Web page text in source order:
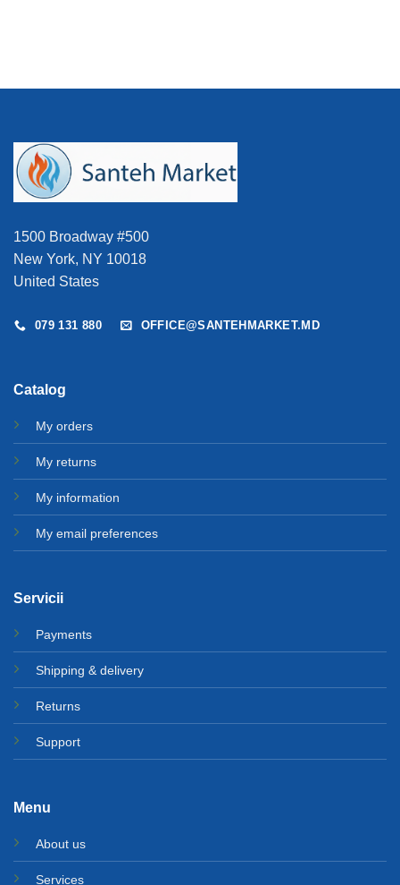
1500 Broadway #500
New York, NY 10018
United States
079 131 880 OFFICE@SANTEHMARKET.MD
Catalog
My orders
My returns
My information
My email preferences
Servicii
Payments
Shipping & delivery
Returns
Support
Menu
About us
Services